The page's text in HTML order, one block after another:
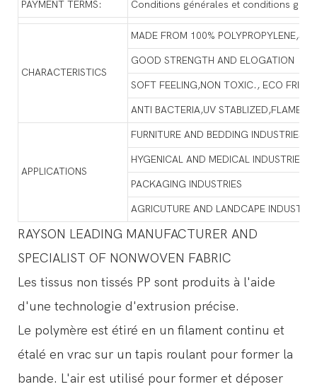
PAYMENT TERMS: Conditions générales et conditions
CHARACTERISTICS
MADE FROM 100%
GOOD STRENGTH AND ELOGATION
SOFT FEELING,NON TOXIC., ECO
ANTI BACTERIA,UV STABLIZED,FLAME
APPLICATIONS
FURNITURE AND BEDDING INDUSTRIES
HYGENICAL AND MEDICAL INDUSTRIES
PACKAGING INDUSTRIES
AGRICUTURE AND LANDCAPE
RAYSON LEADING MANUFACTURER AND
SPECIALIST OF NONWOVEN FABRIC
Les tissus non tissés PP sont produits à l'aide
d'une technologie d'extrusion précise.
Le polymère est étiré en un filament continu et
étalé en vrac sur un tapis roulant pour former la
bande. L'air est utilisé pour former et déposer